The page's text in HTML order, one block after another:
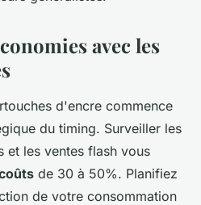
avec les
d'encre commence
du timing. Surveiller les
et les ventes flash vous
de 30 à 50%. Planifiez
de votre consommation